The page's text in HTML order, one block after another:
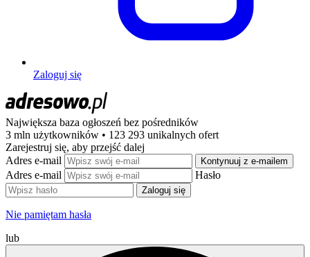
Zaloguj się
Największa baza ogłoszeń bez pośredników
3 mln użytkowników • 123 293 unikalnych ofert
Zarejestruj się, aby przejść dalej
Adres e-mail
Kontynuuj z e-mailem
Adres e-mail Hasło
Zaloguj się
Nie pamiętam hasła
lub